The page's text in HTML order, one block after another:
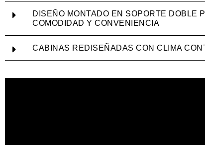
DISEÑO MONTADO EN SOPORTE DOBLE
COMODIDAD Y CONVENIENCIA
CABINAS REDISEÑADAS CON CLIMA